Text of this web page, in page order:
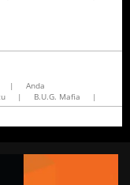
|
Anda
| B.U.G. Mafia |